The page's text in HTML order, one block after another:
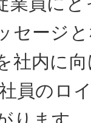
セージ
社内に
員のロ